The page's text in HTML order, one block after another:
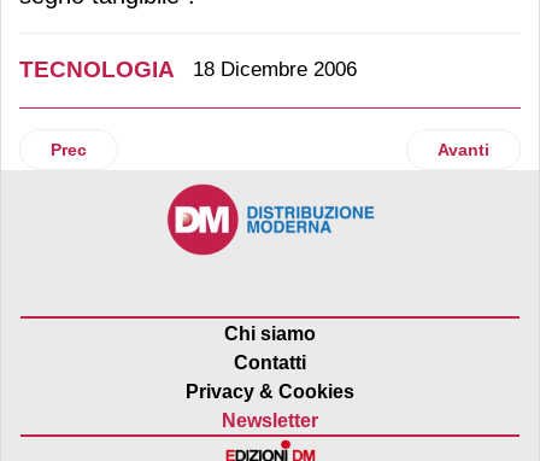
TECNOLOGIA 18 Dicembre 2006
Articolo precedente: La linea Eko Logic Shop to Shop
Prec Articolo
Avanti
Chi siamo
Contatti
Privacy & Cookies
Newsletter